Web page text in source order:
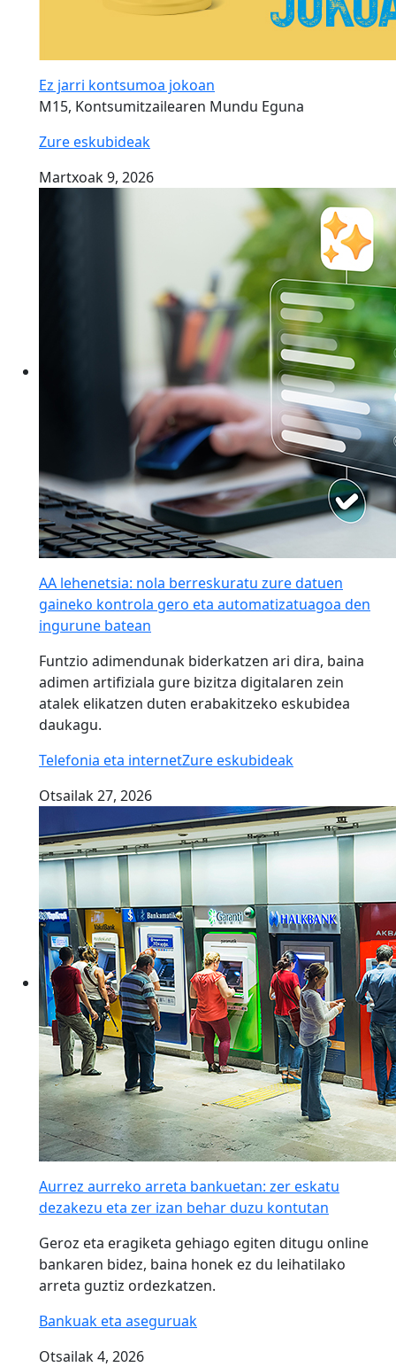
Ez jarri kontsumoa jokoan
M15, Kontsumitzailearen Mundu Eguna
Zure eskubideak
Martxoak 9, 2026
AA lehenetsia: nola berreskuratu zure datuen
gaineko kontrola gero eta automatizatuagoa den
ingurune batean
Funtzio adimendunak biderkatzen ari dira, baina
adimen artifiziala gure bizitza digitalaren zein
atalek elikatzen duten erabakitzeko eskubidea
daukagu.
Telefonia eta internetZure eskubideak
Otsailak 27, 2026
Aurrez aurreko arreta bankuetan: zer eskatu
dezakezu eta zer izan behar duzu kontutan
Geroz eta eragiketa gehiago egiten ditugu online
bankaren bidez, baina honek ez du leihatilako
arreta guztiz ordezkatzen.
Bankuak eta aseguruak
Otsailak 4, 2026